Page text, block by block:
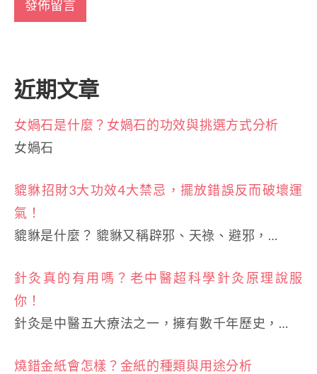
近期文章
女媧石是什麼？女媧石的功效與挑選方式分析
女媧石
貔貅招財3大功效4大禁忌，擺放錯誤反而破壞運
氣！
貔貅是什麼？ 貔貅又稱辟邪、天祿、避邪，…
針灸真的有用嗎？老中醫超科學針灸原理說服
你！
針灸是中醫五大療法之一，擁有數千年歷史，…
燒錯金紙會怎樣？金紙的種類與用途分析